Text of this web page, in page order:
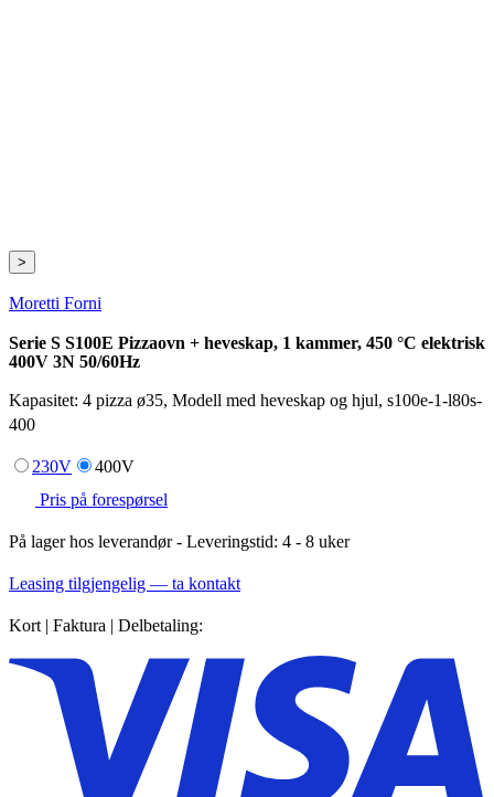
>
Moretti Forni
Serie S S100E Pizzaovn + heveskap, 1 kammer, 450 °C elektrisk
400V 3N 50/60Hz
Kapasitet: 4 pizza ø35, Modell med heveskap og hjul, s100e-1-l80s-
400
230V
400V
Pris på forespørsel
På lager hos leverandør- Leveringstid: 4 - 8 uker
Leasing tilgjengelig — ta kontakt
Kort | Faktura | Delbetaling: